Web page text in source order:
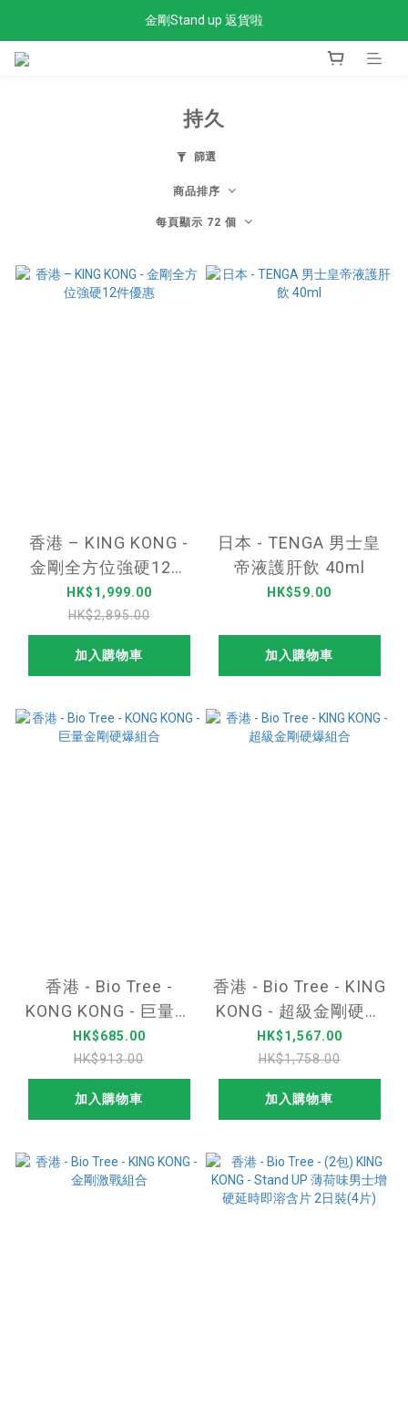
全單滿$300免運費
金剛Stand up 返貨啦
持久
篩選
商品排序
每頁顯示 72 個
香港 – KING KONG -
金剛全方位強硬12件
優惠
HK$1,999.00
HK$2,895.00
加入購物車
日本 - TENGA 男士皇
帝液護肝飲 40ml
HK$59.00
加入購物車
香港 - Bio Tree -
KONG KONG - 巨量金
剛硬爆組合
HK$685.00
HK$913.00
加入購物車
香港 - Bio Tree - KING
KONG - 超級金剛硬爆
組合
HK$1,567.00
HK$1,758.00
加入購物車